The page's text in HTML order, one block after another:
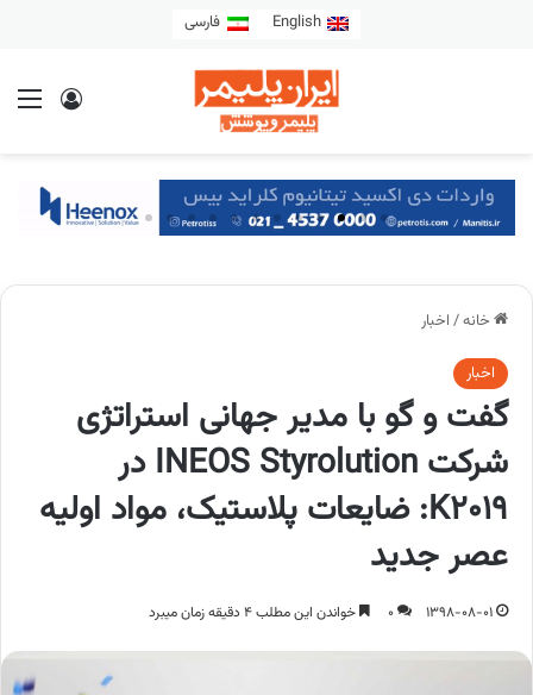
English فارسی
خانه/ اخبار
اخبار
گفت و گو با مدیر جهانی استراتژی
شرکت INEOS Styrolution در
K2019: ضایعات پلاستیک، مواد اولیه
عصر جدید
1398-08-01
0 خواندن این مطلب 4 دقیقه زمان میبرد